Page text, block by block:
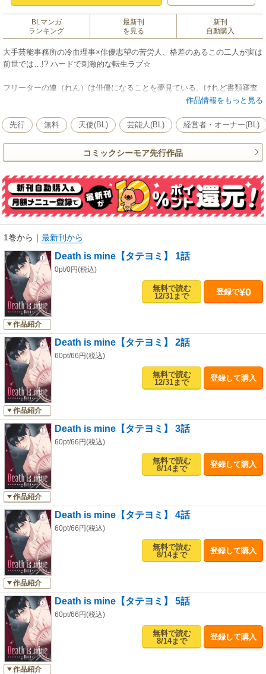
BLマンガ
ランキング
最新刊
を見る
新刊
自動購入
大手芸能事務所の冷血理事×俳優志望の苦労人、格差のあるこの二人が実は
前世では…!? ハードで刺激的な転生ラブ☆
フリーターの連（れん）は俳優になることを夢見ている。けれど書類審査
を通ったことはないし、レッスンに通うためのお金もない。それどころか3
絶望の淵にいた連の前に現れたのは大手芸能事務所の理事・海晴（かいせ
い）だった。海晴は連の借金を返済し、俳優として売り出してくれるとい
う。「おまえの人生は私の手の中、おまえの死も私のものだ」傲慢で冷た
い瞳は、連の向こうに別の誰かを見ているようで…!? 【フィカス】
作品情報をもっと見る
先行 無料 天使(BL) 芸能人(BL) 経営者・オーナー(BL)
コミックシーモア先行作品
1巻から ｜ 最新刊から
作品紹介
Death is mine【タテヨミ】 1話
0pt/0円(税込)
無料で読む
12/31まで
登録で¥0
作品紹介
Death is mine【タテヨミ】 2話
60pt/66円(税込)
無料で読む
12/31まで
登録して購入
作品紹介
Death is mine【タテヨミ】 3話
60pt/66円(税込)
無料で読む
8/14まで
登録して購入
作品紹介
Death is mine【タテヨミ】 4話
60pt/66円(税込)
無料で読む
8/14まで
登録して購入
作品紹介
Death is mine【タテヨミ】 5話
60pt/66円(税込)
無料で読む
8/14まで
登録して購入